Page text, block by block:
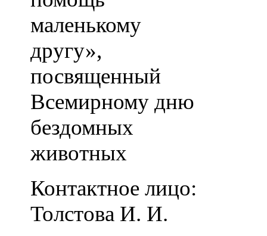
маленькому
другу»,
посвященный
Всемирному дню
бездомных
животных
Контактное лицо:
Толстова И. И.